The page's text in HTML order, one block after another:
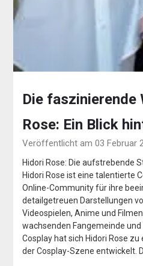
Die faszinierende
Rose: Ein Blick
Veröffentlicht am 03 Februar
Hidori Rose: Die aufstrebende
Hidori Rose ist eine talentierte
Online-Community für ihre
detailgetreuen Darstellungen
Videospielen, Anime und
wachsenden Fangemeinde
Cosplay hat sich Hidori Rose
der Cosplay-Szene entwickelt.